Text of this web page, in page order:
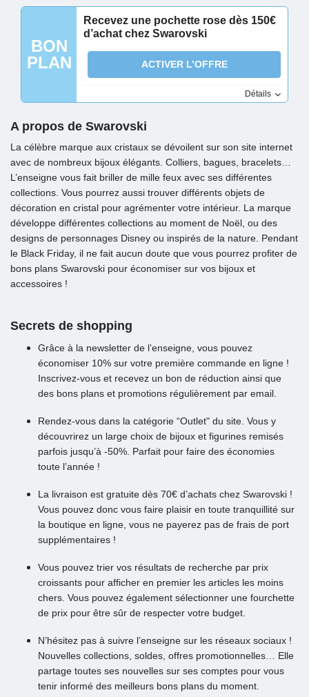
BON
PLAN
Recevez une pochette rose dès 150€
d’achat chez Swarovski
ACTIVER L’OFFRE
Détails
A propos de Swarovski
La célèbre marque aux cristaux se dévoilent sur son site internet
avec de nombreux bijoux élégants. Colliers, bagues, bracelets…
L’enseigne vous fait briller de mille feux avec ses différentes
collections. Vous pourrez aussi trouver différents objets de
décoration en cristal pour agrémenter votre intérieur. La marque
développe différentes collections au moment de Noël, ou des
designs de personnages Disney ou inspirés de la nature. Pendant
le Black Friday, il ne fait aucun doute que vous pourrez profiter de
bons plans Swarovski pour économiser sur vos bijoux et
accessoires !
Secrets de shopping
Grâce à la newsletter de l’enseigne, vous pouvez
économiser 10% sur votre première commande en ligne !
Inscrivez-vous et recevez un bon de réduction ainsi que
des bons plans et promotions régulièrement par email.
Rendez-vous dans la catégorie “Outlet" du site. Vous y
découvrirez un large choix de bijoux et figurines remisés
parfois jusqu’à -50%. Parfait pour faire des économies
toute l’année !
La livraison est gratuite dès 70€ d’achats chez Swarovski !
Vous pouvez donc vous faire plaisir en toute tranquillité sur
la boutique en ligne, vous ne payerez pas de frais de port
supplémentaires !
Vous pouvez trier vos résultats de recherche par prix
croissants pour afficher en premier les articles les moins
chers. Vous pouvez également sélectionner une fourchette
de prix pour être sûr de respecter votre budget.
N’hésitez pas à suivre l’enseigne sur les réseaux sociaux !
Nouvelles collections, soldes, offres promotionnelles… Elle
partage toutes ses nouvelles sur ses comptes pour vous
tenir informé des meilleurs bons plans du moment.